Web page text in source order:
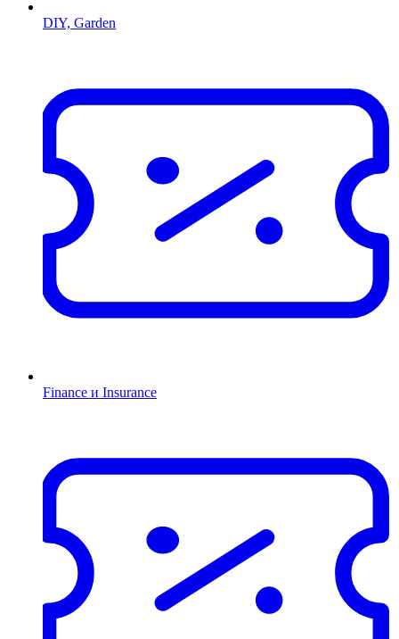
DIY, Garden
Finance и Insurance